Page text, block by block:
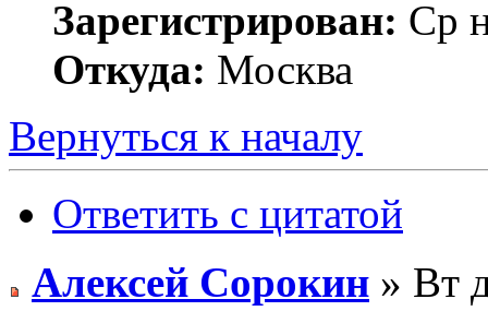
Зарегистрирован: Ср
Откуда: Москва
Вернуться к началу
Ответить с цитатой
Алексей Сорокин » Вт